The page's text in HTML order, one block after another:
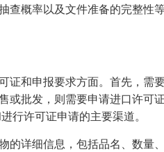
概率以及文件准备的完整性
证和申报要求方面。首先，需
批发，则需要申请进口许可
行许可证申请的主要渠道。
的详细信息，包括品名、数量